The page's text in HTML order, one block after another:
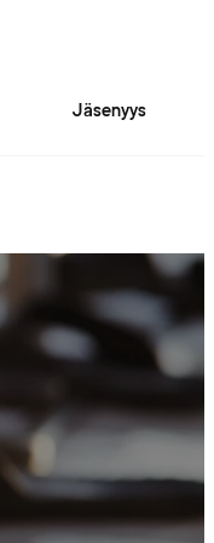
Jäsenyys